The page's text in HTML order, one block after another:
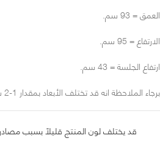
العمق = 93 سم.
الارتفاع = 95 سم.
ارتفاع الجلسة = 43 سم.
برجاء الملاحظة انه قد تختلف الأبعاد بمقدار 1-2 سم .
قد يختلف لون المنتج قليلاً بسبب